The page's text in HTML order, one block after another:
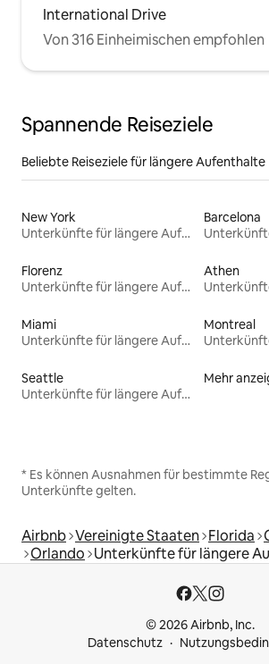
International Drive
Von 316 Einheimischen empfohlen
Spannende Reiseziele
Beliebte Reiseziele für längere Aufenthalte
New York
Unterkünfte für längere Aufenthalte
Barcelona
Florenz
Unterkünfte für längere Aufenthalte
Athen
Miami
Unterkünfte für längere Aufenthalte
Montreal
Seattle
Unterkünfte für längere Aufenthalte
Mehr
* Es können Ausnahmen für bestimmte
Unterkünfte gelten.
Airbnb Vereinigte Staaten Florida
Orlando Unterkünfte für längere
© 2026 Airbnb, Inc.
Datenschutz